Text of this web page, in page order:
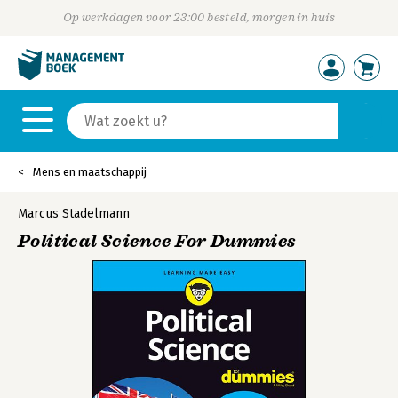
Op werkdagen voor 23:00 besteld, morgen in huis
Mens en maatschappij
Marcus Stadelmann
Political Science For Dummies